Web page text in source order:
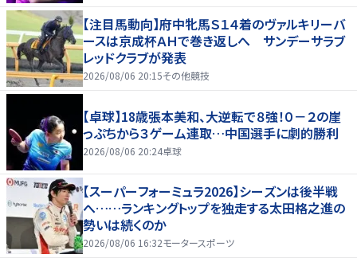
【注目馬動向】府中牝馬Ｓ１４着のヴァルキリーバ
ースは京成杯ＡＨで巻き返しへ サンデーサラブ
レッドクラブが発表
2026/08/06 20:15その他競技
【卓球】18歳張本美和、大逆転で８強！０－２の崖
っぷちから３ゲーム連取…中国選手に劇的勝利
2026/08/06 20:24卓球
【スーパーフォーミュラ2026】シーズンは後半戦
へ……ランキングトップを独走する太田格之進の
勢いは続くのか
2026/08/06 16:32モータースポーツ